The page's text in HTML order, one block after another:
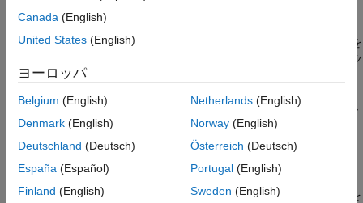
RoadRunner の基礎
シーンの設計
シーンのエクスポート
プログラミングを使用したシーン インタ
ーフェイス
統合
RoadRunner Asset Library アドオン
RoadRunnerは、LIDAR 点群、航空画像、GIS データの可視化を
を使用し、道路ネットワーク
をインポートおよびエクスポートできます。また、
の形式でエクスポートすることもできます。これらのエクスポー
トされたシーンは、
、dSPACE® ASM、IPG CarMaker
Unreal Engine などを含む自動運転シミュレーターやゲーム エ
RoadRunner Asset Library
では、現実的で一貫したビジュアルを
Canada (English)
United States (English)
ヨーロッパ
Belgium (English)
Denmark (English)
Deutschland (Deutsch)
España (Español)
Finland (English)
Netherlands(English)
Norway(English)
Österreich (Deutsch)
Portugal(English)
Sweden (English)